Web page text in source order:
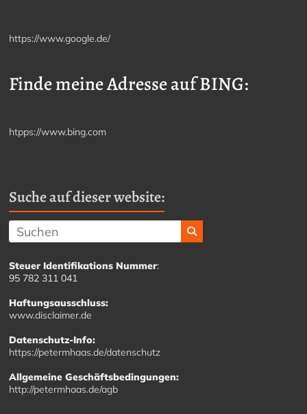
https://www.google.de/
Finde meine Adresse auf BING:
htpps://www.bing.com
Suche auf dieser website:
Steuer Identifikations Nummer:
95 782 311 041
Haftungsausschluss:
www.disclaimer.de
Datenschutz-Info:
https://petermhaas.de/datenschutz
Allgemeine Geschäftsbedingungen:
http://petermhaas.de/agb